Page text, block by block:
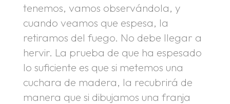
tenemos, vamos observándola, y
cuando veamos que espesa, la
retiramos del fuego. No debe llegar a
hervir. La prueba de que ha espesado
lo suficiente es que si metemos una
cuchara de madera, la recubrirá de
manera que si dibujamos una franja